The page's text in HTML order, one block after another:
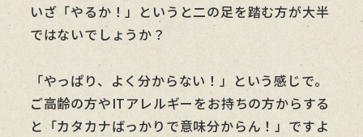
いざ「やるか！」というと二の足を踏む方が大半
ではないでしょうか？
「やっぱり、よく分からない！」という感じで。
ご高齢の方やITアレルギーをお持ちの方からする
と「カタカナばっかりで意味分からん！」ですよ